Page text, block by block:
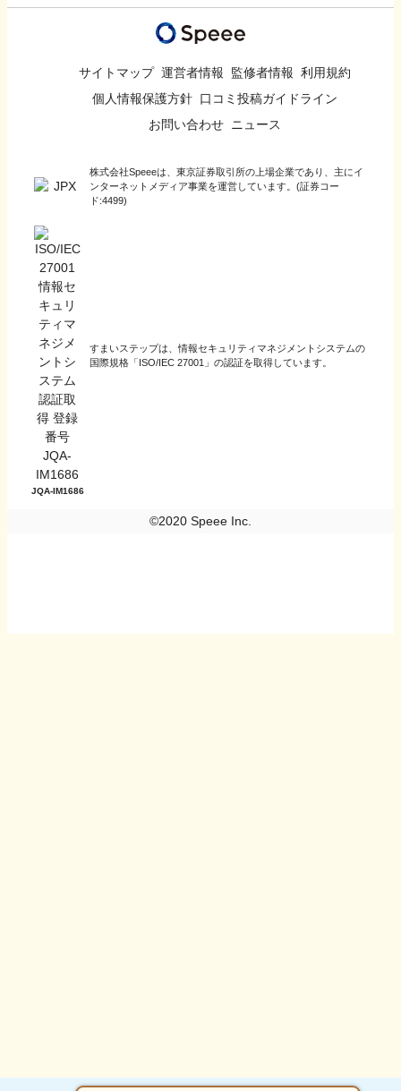
サイトマップ 運営者情報 監修者情報 利用規約
個人情報保護方針 口コミ投稿ガイドライン
お問い合わせ ニュース
株式会社Speeeは、東京証券取引所の上場企業であり、主にイ
ンターネットメディア事業を運営しています。(証券コー
ド:4499)
JQA-IM1686
すまいステップは、情報セキュリティマネジメントシステムの
国際規格「ISO/IEC 27001」の認証を取得しています。
©2020 Speee Inc.